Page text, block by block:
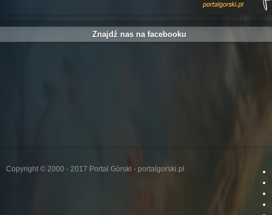
Znajdź nas na facebooku
Copyright © 2000 - 2017 Portal Górski - portalgorski.pl